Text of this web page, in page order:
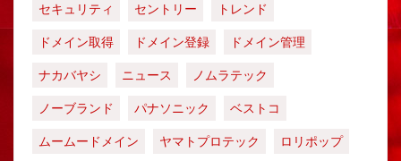
セキュリティ セントリー
トレンド
ドメイン取得
ドメイン登録
ドメイン管理
ナカバヤシ
ニュース
ノムラテック
ノーブランド
パナソニック
ベストコ
ムームードメイン
ヤマトプロテック
ロリポップ